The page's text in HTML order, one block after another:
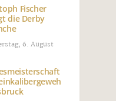
Fischer
die Derby
6. August